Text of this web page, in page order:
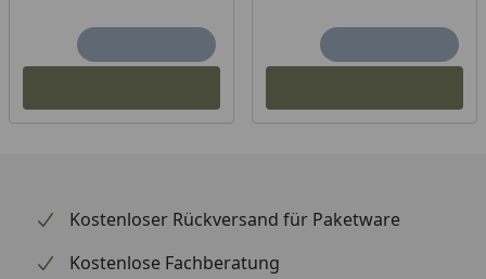
Cara
Einbetonieren
direkt im Erdreich
(Bodeneinstand:
Aufschrauben mit
Pfostenträger
Kostenloser Rückversand für Paketware
Kostenlose Fachberatung